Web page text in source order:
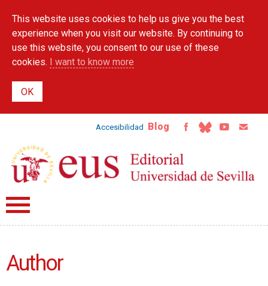
main
content
This website uses cookies to help us give you the best
experience when you visit our website. By continuing to
use this website, you consent to our use of these
cookies. I want to know more
Accesibilidad Blog
Author